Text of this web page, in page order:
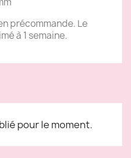
précommande. Le
à 1 semaine.
pour le moment.